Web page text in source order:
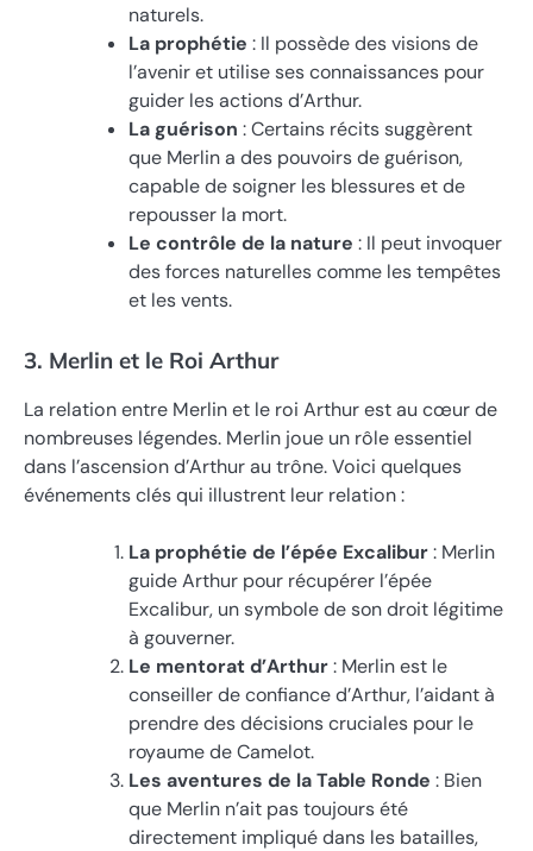
naturels.
La prophétie : Il possède des visions de
l’avenir et utilise ses connaissances pour
guider les actions d’Arthur.
La guérison : Certains récits suggèrent
que Merlin a des pouvoirs de guérison,
capable de soigner les blessures et de
repousser la mort.
Le contrôle de la nature : Il peut invoquer
des forces naturelles comme les tempêtes
et les vents.
3. Merlin et le Roi Arthur
La relation entre Merlin et le roi Arthur est au cœur de
nombreuses légendes. Merlin joue un rôle essentiel
dans l’ascension d’Arthur au trône. Voici quelques
événements clés qui illustrent leur relation :
La prophétie de l’épée Excalibur: Merlin
guide Arthur pour récupérer l’épée
Excalibur, un symbole de son droit légitime
à gouverner.
Le mentorat d’Arthur: Merlin est le
conseiller de confiance d’Arthur, l’aidant à
prendre des décisions cruciales pour le
royaume de Camelot.
Les aventures de la Table Ronde : Bien
que Merlin n’ait pas toujours été
directement impliqué dans les batailles,